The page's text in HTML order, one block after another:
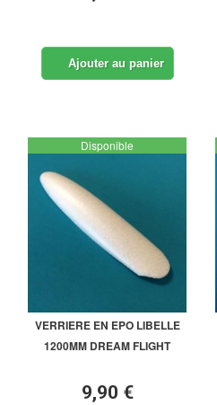
Ajouter au panier
Disponible
VERRIERE EN EPO LIBELLE
1200MM DREAM FLIGHT
9,90 €